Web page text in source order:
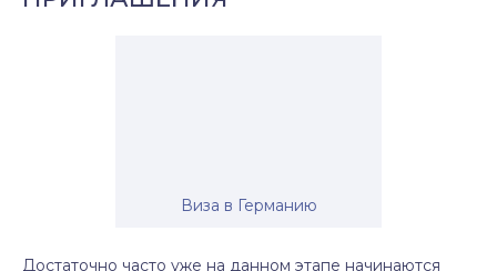
Виза в Германию
Достаточно часто уже на данном этапе начинаются